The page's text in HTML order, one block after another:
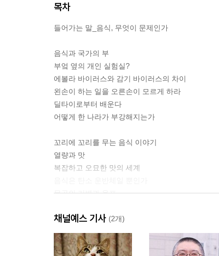
목차
들어가는 말_음식, 무엇이 문제인가
음식과 국가의 부
부엌 옆의 개인 실험실?
에볼라 바이러스와 감기 바이러스의 차이
왼손이 하는 일을 오른손이 모르게 하라
딜타이로부터 배운다
어떻게 한 나라가 부강해지는가
꼬리에 꼬리를 무는 음식 이야기
열량과 맛
복잡하고 오묘한 맛의 세계
몽골의 기병과 육포
글루탐산나트륨과 중국 음식 증후군
조미료의 맛과 음식의 맛 : 프랑스의 경우
한국의 대중 음식과 가정의 음식 문화
채널예스 기사 (2개)